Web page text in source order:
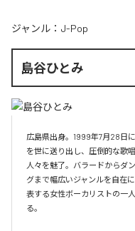
ジャンル： J-Pop
島谷ひとみ
広島県出身。1999年7月28日
を世に送り出し、圧倒的な歌
人々を魅了。バラードからダ
グまで幅広いジャンルを自在
表する女性ボーカリストの一
る。